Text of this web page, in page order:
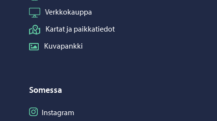
Verkkokauppa
Kartat ja paikkatiedot
Kuvapankki
Somessa
Seuraa Instagram
Instagram